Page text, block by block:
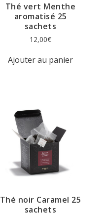
Thé vert Menthe
aromatisé 25
sachets
12,00€
Ajouter au panier
Thé noir Caramel 25
sachets